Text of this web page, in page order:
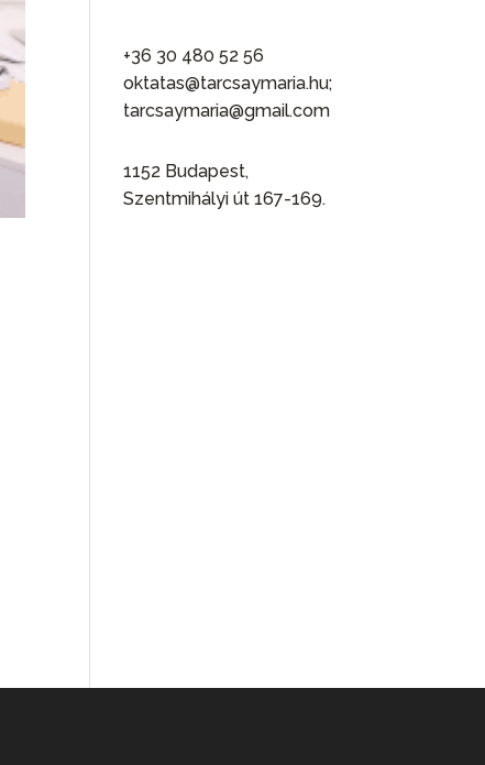
+36 30 480 52 56
oktatas@tarcsaymaria.hu;
tarcsaymaria@gmail.com
1152 Budapest,
Szentmihályi út 167-169.